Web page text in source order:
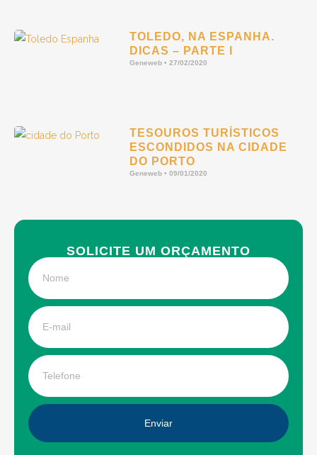
TOLEDO, NA ESPANHA.
DICAS – PARTE I
Geneweb 27/02/2020
TESOUROS TURÍSTICOS
ESCONDIDOS NA CIDADE
DO PORTO
Geneweb 09/01/2020
SOLICITE UM ORÇAMENTO
Enviar